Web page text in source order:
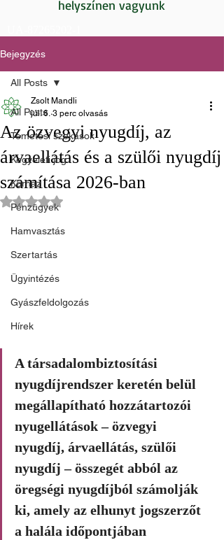
helyszínen vagyunk
Bejegyzés
All Posts
Temetési szokások
Kegyeleti jog
Kórház
Pénzügyek
Hamvasztás
Szertartás
Ügyintézés
Gyászfeldolgozás
Hírek
All Posts
Az özvegyi nyugdíj, az
árvaellátás és a szülői nyugdíj
számítása 2026-ban
Zsolt Mandli
júl. 6. 3 perc olvasás
NaN csillagot kapott az 5-ből.
A társadalombiztosítási
nyugdíjrendszer keretén belül
megállapítható hozzátartozói
nyugellátások – özvegyi
nyugdíj, árvaellátás, szülői
nyugdíj – összegét abból az
öregségi nyugdíjból számolják
ki, amely az elhunyt jogszerzőt
a halála időpontjában